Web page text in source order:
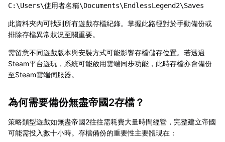
C:\Users\使用者名稱\Documents\EndlessLegend2\Saves
此資料夾內可找到所有遊戲存檔紀錄。掌握此路徑對於手動備份或
排除存檔異常狀況至關重要。
需留意不同遊戲版本與安裝方式可能影響存檔儲存位置。若透過
Steam平台遊玩，系統可能啟用雲端同步功能，此時存檔亦會備份
至Steam雲端伺服器。
為何需要備份無盡帝國2存檔？
策略類型遊戲如無盡帝國2往往需耗費大量時間經營，完整建立帝國
可能需投入數十小時。存檔備份的重要性主要體現在：